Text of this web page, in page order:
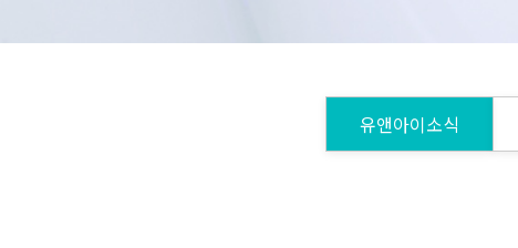
유앤아이소식